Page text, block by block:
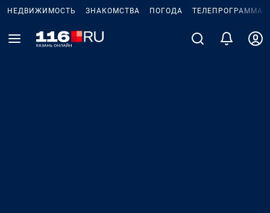
НЕДВИЖИМОСТЬ ЗНАКОМСТВА ПОГОДА ТЕЛЕПРОГРАММА